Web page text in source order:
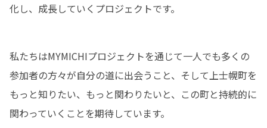
化し、成長していくプロジェクトです。
私たちはMYMICHIプロジェクトを通じて一人でも多くの
参加者の方々が自分の道に出会うこと、そして上士幌町を
もっと知りたい、もっと関わりたいと、この町と持続的に
関わっていくことを期待しています。